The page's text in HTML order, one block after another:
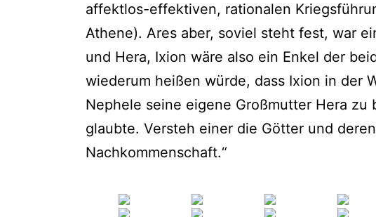
affektlos-effektiven, rationalen
Athene). Ares aber, soviel steht fest, war
und Hera, Ixion wäre also ein Enkel der
wiederum heißen würde, dass Ixion in der
Nephele seine eigene Großmutter Hera zu
glaubte. Versteh einer die Götter und deren
Nachkommenschaft.“